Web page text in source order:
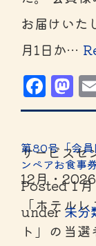
お届けいた
月1日か…
第80号「会
ンペアお食事
Posted1
under 未分
サービスセ
12月・
「ホテル
ト」の当